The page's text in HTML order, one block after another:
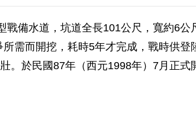
戰備水道，坑道全長101公尺，寬約6
需而開挖，耗時5年才完成，戰時供
。於民國87年（西元1998年）7月正式